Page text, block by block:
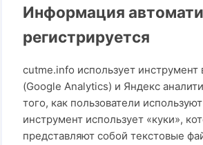
Информация
регистрируется
cutme.info использует инструмент
(Google Analytics) и Яндекс
того, как пользователи
инструмент использует «куки»,
представляют собой текстовые